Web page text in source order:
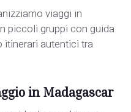
viaggi in
piccoli gruppi con guida
itinerari autentici tra
in Madagascar